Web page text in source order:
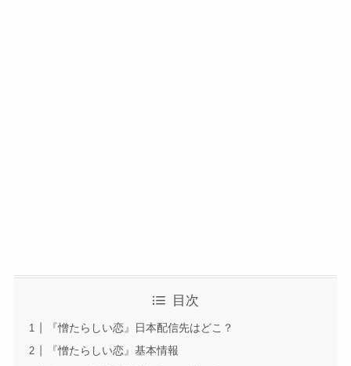
目次
『憎たらしい恋』日本配信先はどこ？
『憎たらしい恋』基本情報